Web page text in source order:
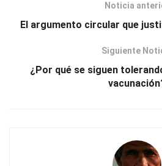
Noticia
El argumento circular que
Siguiente
¿Por qué se siguen